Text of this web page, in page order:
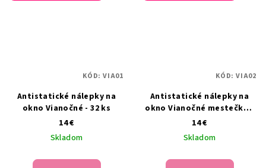
Antistatické nálepky na
okno Vianočné - 32 ks
14 €
Skladom
KÓD: VIA01
Antistatické nálepky na
okno Vianočné mestečko -
33 ks
14 €
Skladom
KÓD: VIA02